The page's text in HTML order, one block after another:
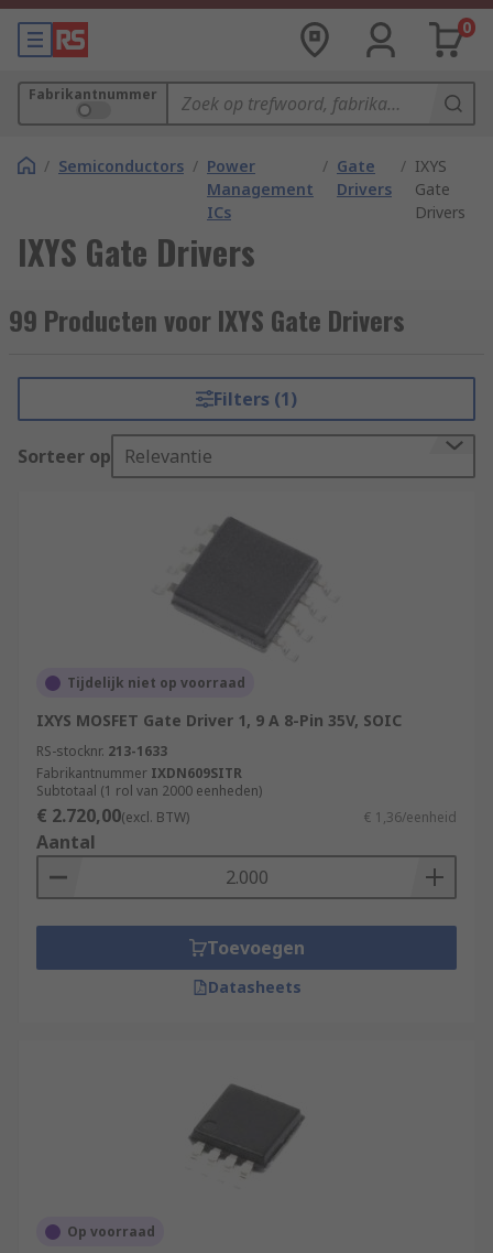
0
Fabrikantnummer
/ Semiconductors / Power
Management
ICs
/ Gate
Drivers
/ IXYS
Gate
Drivers
IXYS Gate Drivers
99 Producten voor IXYS Gate Drivers
Filters (1)
Sorteer op Relevantie
Tijdelijk niet op voorraad
IXYS MOSFET Gate Driver 1, 9 A 8-Pin 35V, SOIC
RS-stocknr. 213-1633
Fabrikantnummer IXDN609SITR
Subtotaal (1 rol van 2000 eenheden)
€ 2.720,00(excl. BTW) € 1,36/eenheid
Aantal
Toevoegen
Datasheets
Op voorraad